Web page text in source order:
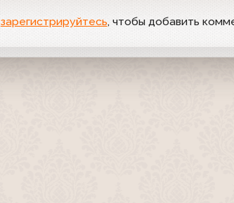
зарегистрируйтесь, чтобы добавить